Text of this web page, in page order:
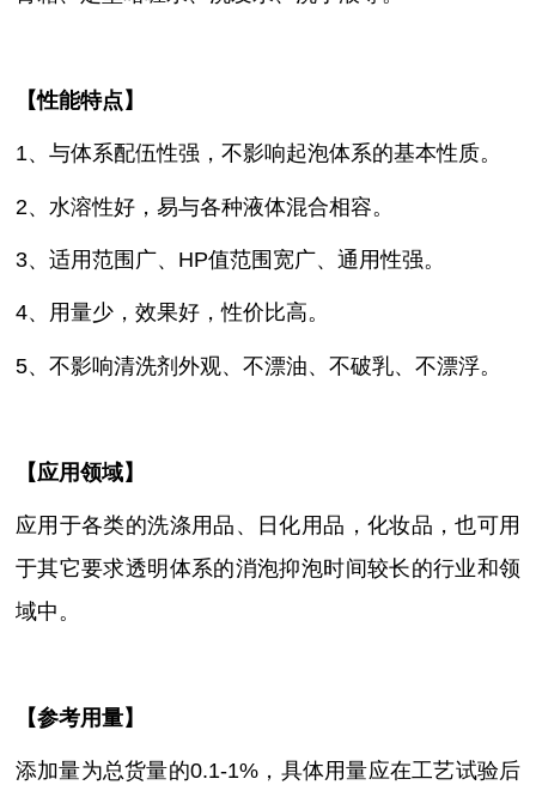
【性能特点】
1、与体系配伍性强，不影响起泡体系的基本性质。
2、水溶性好，易与各种液体混合相容。
3、适用范围广、HP值范围宽广、通用性强。
4、用量少，效果好，性价比高。
5、不影响清洗剂外观、不漂油、不破乳、不漂浮。
【应用领域】
应用于各类的洗涤用品、日化用品，化妆品，也可用
于其它要求透明体系的消泡抑泡时间较长的行业和领
域中。
【参考用量】
添加量为总货量的0.1-1%，具体用量应在工艺试验后